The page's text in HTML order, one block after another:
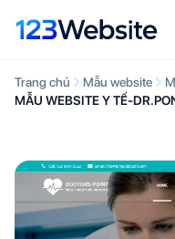
Trang chủ Mẫu website
MẪU WEBSITE Y TẾ-